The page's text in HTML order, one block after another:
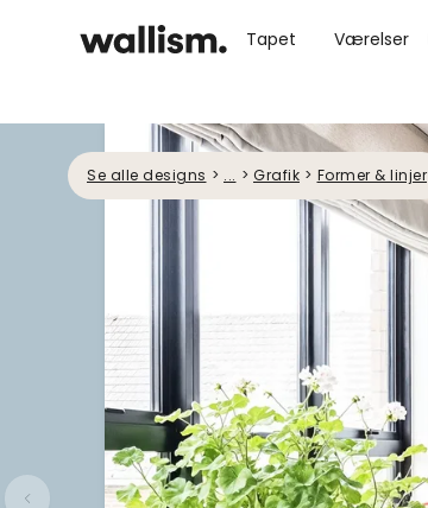
Tapet Værelser
Se alle designs > ... > Grafik > Former & linjer